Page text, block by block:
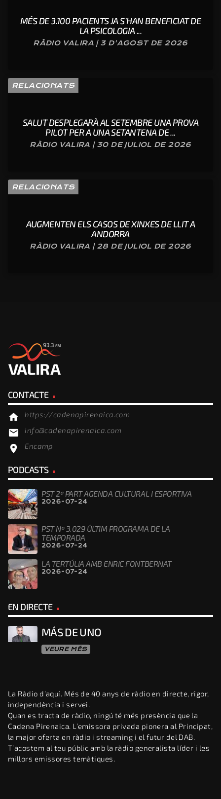
MÉS DE 3.100 PACIENTS JA S’HAN BENEFICIAT DE
LA PSICOLOGIA ...
RÀDIO VALIRA | 3 D'AGOST DE 2026
RELACIONATS
SALUT DESPLEGARÀ AL SETEMBRE UNA PROVA
PILOT PER A UNA SETANTENA DE ...
RÀDIO VALIRA | 30 DE JULIOL DE 2026
RELACIONATS
AUGMENTEN ELS CASOS DE XINXES DE LLIT A
ANDORRA
RÀDIO VALIRA | 28 DE JULIOL DE 2026
CONTACTE
home https://cadenapirenaica.com
email info@cadenapirenaica.com
location_on Encamp
PODCASTS
PST 2ª PART AGENDA CULTURAL I ESPORTIVA
2026-07-24
PST Nº 3.029 ÚLTIM PROGRAMA DE LA
TEMPORADA
2026-07-24
LA TERTÚLIA AMB ENRIC FONTBERNAT
2026-07-24
EN DIRECTE
MÁS DE UNO
VEURE MÉS
La Ràdio d’aquí. Més de 40 anys de ràdio en directe, rigor,
independència i servei.
Quan es tracta de ràdio, ningú té més presència que la
Cadena Pirenaica. L’emissora privada pionera al Principat,
la major oferta en ràdio i streaming i el futur del DAB.
T’acostem al teu públic amb la ràdio generalista líder i les
millors emissores temàtiques.